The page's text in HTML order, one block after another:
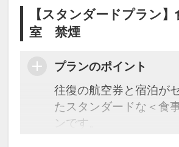
【スタンダードプラン
室 禁煙
プランのポイント
往復の航空券と宿泊が
たスタンダードな＜食
ンです。